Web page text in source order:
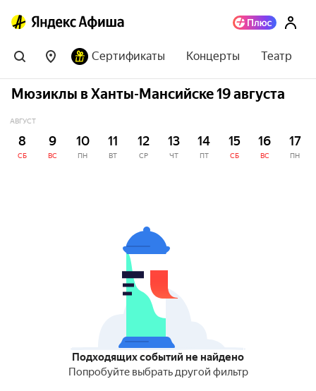
Сертификаты Концерты Театр
Мюзиклы в Ханты-Мансийске 19 августа
АВГУСТ
8
СБ
9
ВС
10
ПН
11
ВТ
12
СР
13
ЧТ
14
ПТ
15
СБ
16
ВС
17
ПН
Подходящих событий не найдено
Попробуйте выбрать другой фильтр